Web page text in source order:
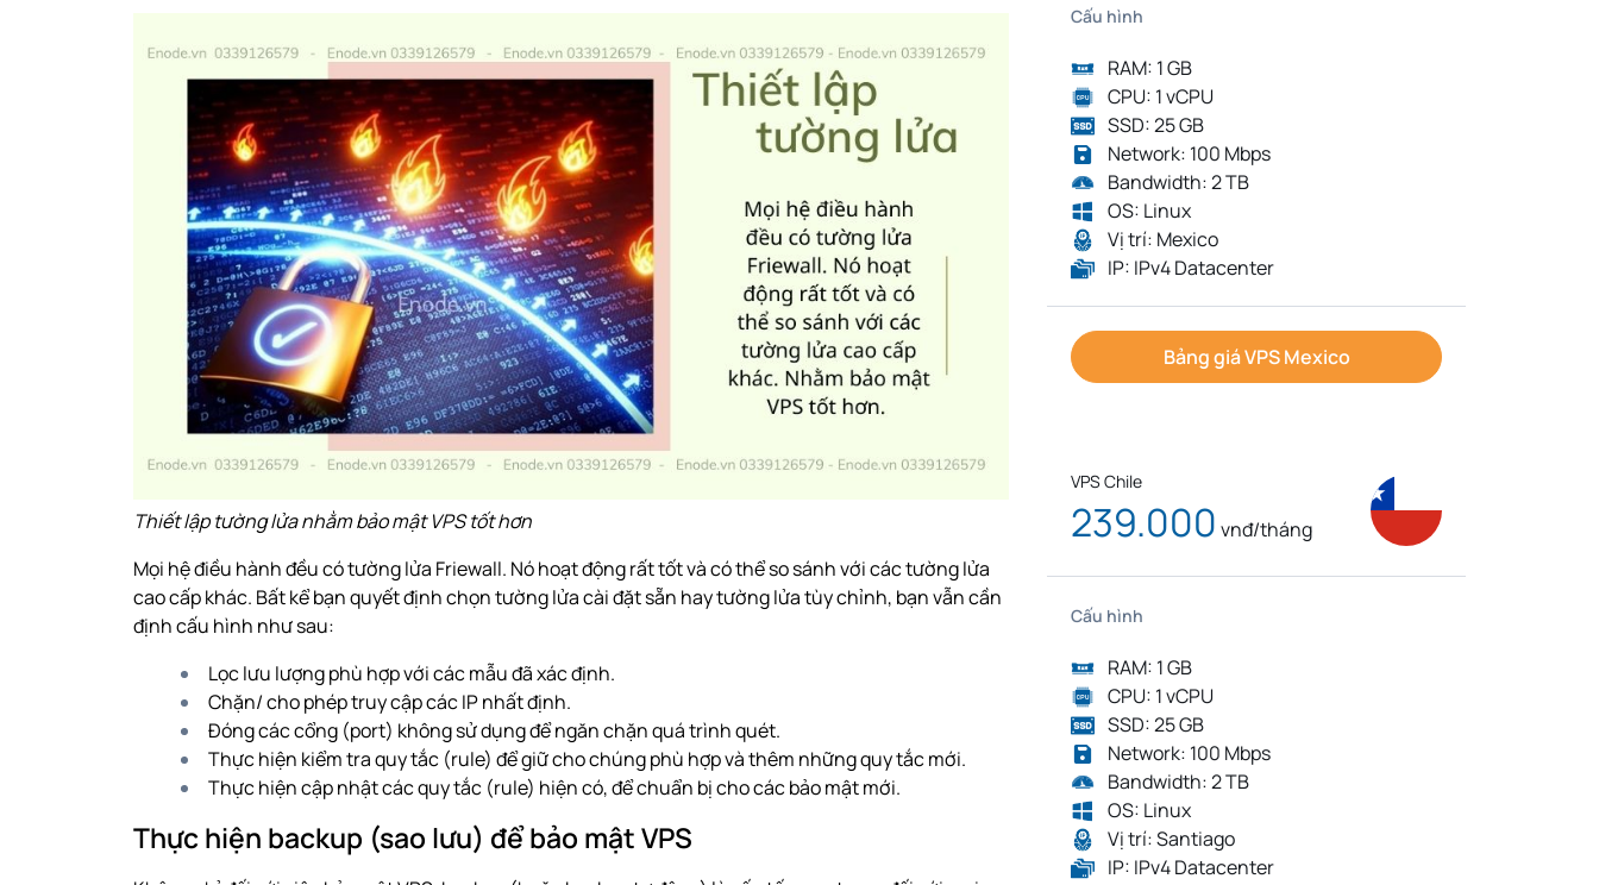
Thiết lập tường lửa nhằm bảo mật VPS tốt hơn
Mọi hệ điều hành đều có tường lửa Friewall. Nó hoạt động rất tốt và có thể so sánh với các tường lửa
cao cấp khác. Bất kể bạn quyết định chọn tường lửa cài đặt sẵn hay tường lửa tùy chỉnh, bạn vẫn cần
định cấu hình như sau:
Lọc lưu lượng phù hợp với các mẫu đã xác định.
Chặn/ cho phép truy cập các IP nhất định.
Đóng các cổng (port) không sử dụng để ngăn chặn quá trình quét.
Thực hiện kiểm tra quy tắc (rule) để giữ cho chúng phù hợp và thêm những quy tắc mới.
Thực hiện cập nhật các quy tắc (rule) hiện có, để chuẩn bị cho các bảo mật mới.
Thực hiện backup (sao lưu) để bảo mật VPS
Cấu hình
RAM: 1 GB
CPU: 1 vCPU
SSD: 25 GB
Network: 100 Mbps
Bandwidth: 2 TB
OS: Linux
Vị trí: Mexico
IP: IPv4 Datacenter
Bảng giá VPS Mexico
VPS Chile
239.000 vnđ/tháng
Cấu hình
RAM: 1 GB
CPU: 1 vCPU
SSD: 25 GB
Network: 100 Mbps
Bandwidth: 2 TB
OS: Linux
Vị trí: Santiago
IP: IPv4 Datacenter